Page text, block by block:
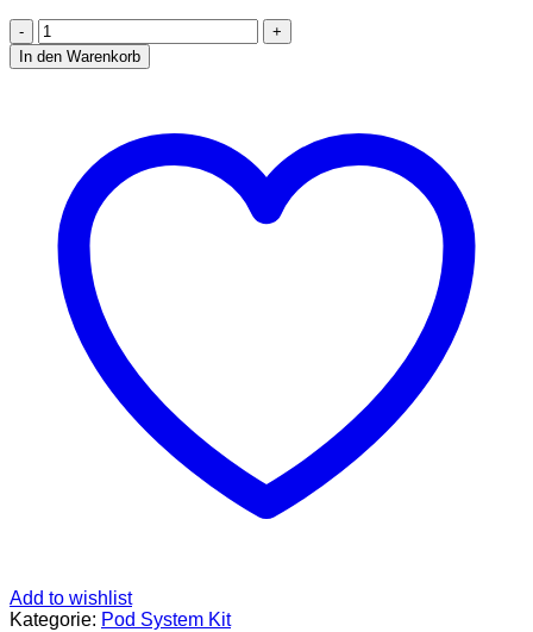
Uwell
Havok
R
Zigarette
Nikotinfrei
Farbe
Black
Wood
Menge
In den Warenkorb
Add to wishlist
Kategorie: Pod System Kit